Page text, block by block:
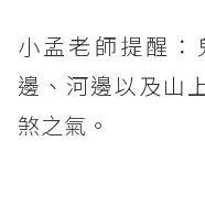
小孟老師提醒
邊、河邊以及山
煞之氣。